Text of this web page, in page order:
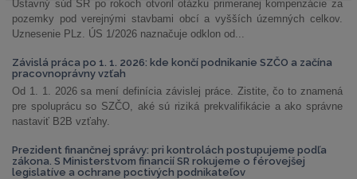
Ústavný súd SR po rokoch otvoril otázku primeranej kompenzácie za
pozemky pod verejnými stavbami obcí a vyšších územných celkov.
Uznesenie PLz. ÚS 1/2026 naznačuje odklon od...
Závislá práca po 1. 1. 2026: kde končí podnikanie SZČO a začína
pracovnoprávny vzťah
Od 1. 1. 2026 sa mení definícia závislej práce. Zistite, čo to znamená
pre spoluprácu so SZČO, aké sú riziká prekvalifikácie a ako správne
nastaviť B2B vzťahy.
Prezident finančnej správy: pri kontrolách postupujeme podľa
zákona. S Ministerstvom financií SR rokujeme o férovejšej
legislatíve a ochrane poctivých podnikateľov